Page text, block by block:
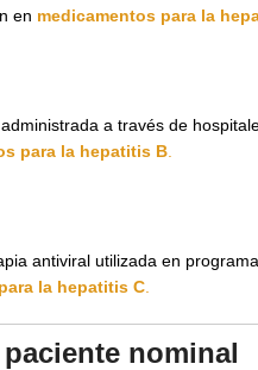
en medicamentos para la
a través de
para la hepatitis B
antiviral utilizada en
la hepatitis C
nominal